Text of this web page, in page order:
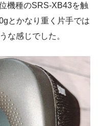
機種のSRS-XB43を触
とかなり重く片手では
な感じでした。